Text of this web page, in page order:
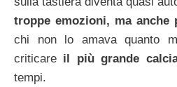
troppe emozioni, ma anche
chi non lo amava quanto
criticare il più grande
tempi.